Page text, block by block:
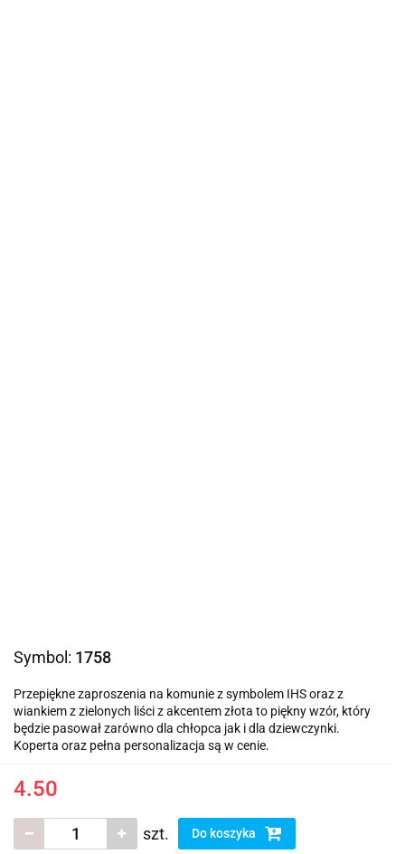
Symbol: 1758
Przepiękne zaproszenia na komunie z symbolem IHS oraz z
wiankiem z zielonych liści z akcentem złota to piękny wzór, który
będzie pasował zarówno dla chłopca jak i dla dziewczynki.
Koperta oraz pełna personalizacja są w cenie.
4.50
szt. Do koszyka